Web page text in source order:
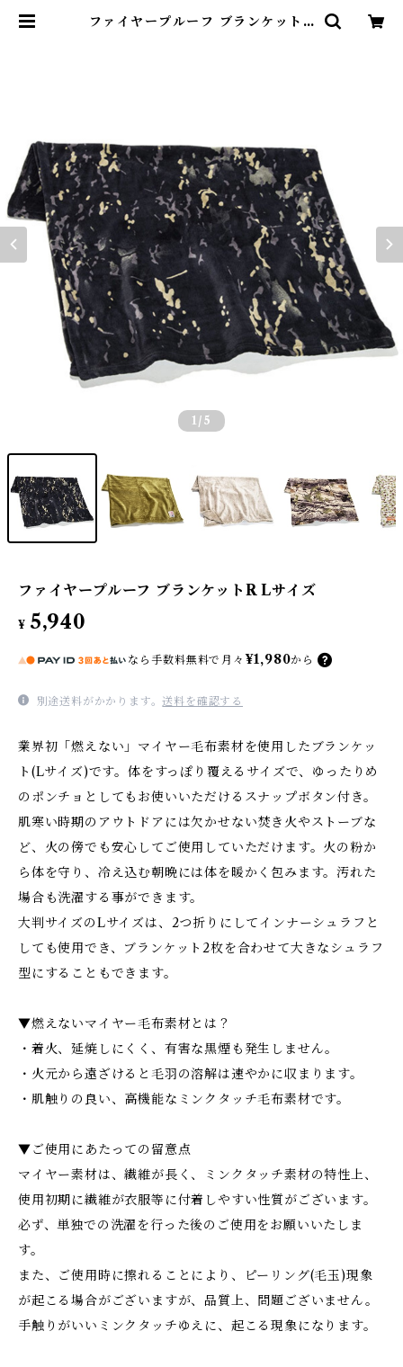
ファイヤープルーフ ブランケットR
1 /5
ファイヤープルーフ ブランケットR Lサイズ
¥ 5,940
なら 手数料無料で 月々 ¥1,980から
別途送料がかかります。送料を確認する
業界初「燃えない」マイヤー毛布素材を使用したブランケッ
ト(Lサイズ)です。体をすっぽり覆えるサイズで、ゆったりめ
のポンチョとしてもお使いいただけるスナップボタン付き。
肌寒い時期のアウトドアには欠かせない焚き火やストーブな
ど、火の傍でも安心してご使用していただけます。火の粉か
ら体を守り、冷え込む朝晩には体を暖かく包みます。汚れた
場合も洗濯する事ができます。
大判サイズのLサイズは、2つ折りにしてインナーシュラフと
しても使用でき、ブランケット2枚を合わせて大きなシュラフ
型にすることもできます。
▼燃えないマイヤー毛布素材とは？
・着火、延焼しにくく、有害な黒煙も発生しません。
・火元から遠ざけると毛羽の溶解は速やかに収まります。
・肌触りの良い、高機能なミンクタッチ毛布素材です。
▼ご使用にあたっての留意点
マイヤー素材は、繊維が長く、ミンクタッチ素材の特性上、
使用初期に繊維が衣服等に付着しやすい性質がございます。
必ず、単独での洗濯を行った後のご使用をお願いいたしま
す。
また、ご使用時に擦れることにより、ピーリング(毛玉)現象
が起こる場合がございますが、品質上、問題ございません。
手触りがいいミンクタッチゆえに、起こる現象になります。